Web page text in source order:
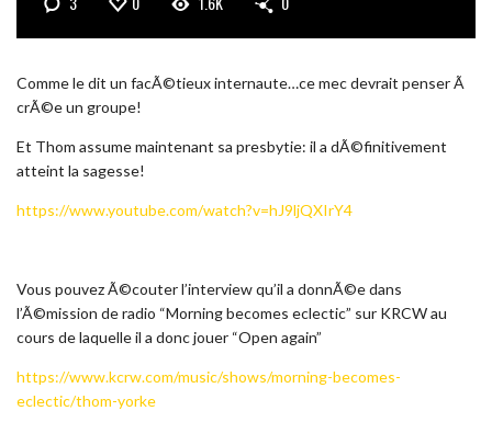
Comme le dit un facÃ©tieux internaute…ce mec devrait penser Ã
crÃ©e un groupe!
Et Thom assume maintenant sa presbytie: il a dÃ©finitivement
atteint la sagesse!
https://www.youtube.com/watch?v=hJ9ljQXIrY4
Vous pouvez Ã©couter l’interview qu’il a donnÃ©e dans
l’Ã©mission de radio “Morning becomes eclectic” sur KRCW au
cours de laquelle il a donc jouer “Open again”
https://www.kcrw.com/music/shows/morning-becomes-
eclectic/thom-yorke